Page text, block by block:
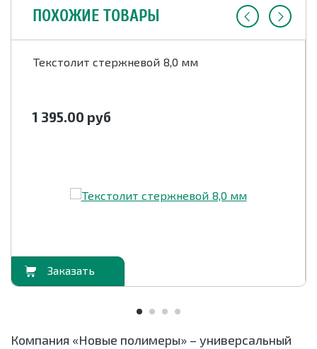
ПОХОЖИЕ ТОВАРЫ
Текстолит стержневой 8,0 мм
1 395.00 руб
Компания «Новые полимеры» – универсальный